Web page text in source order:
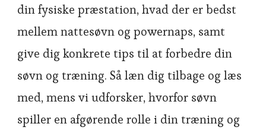
din fysiske præstation, hvad der er bedst
mellem nattesøvn og powernaps, samt
give dig konkrete tips til at forbedre din
søvn og træning. Så læn dig tilbage og læs
med, mens vi udforsker, hvorfor søvn
spiller en afgørende rolle i din træning og